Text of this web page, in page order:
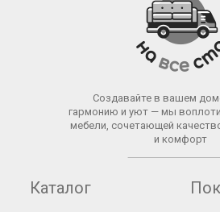
Создавайте в вашем
гармонию и уют — мы
мебели, сочетающей
и комфорт
Каталог